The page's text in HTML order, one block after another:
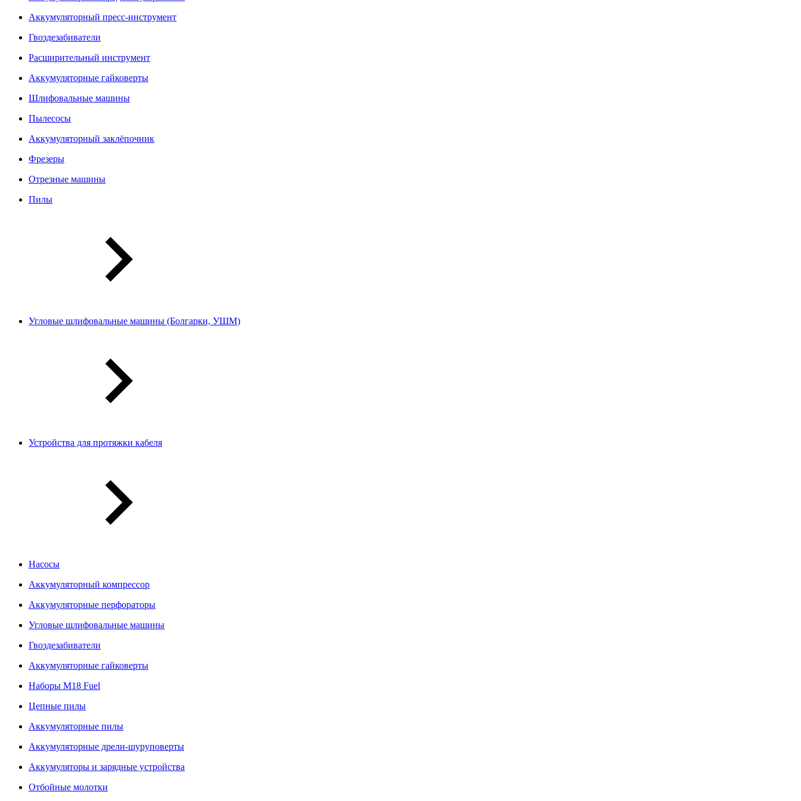
Аккумуляторный пресс-инструмент
Гвоздезабиватели
Расширительный инструмент
Аккумуляторные гайковерты
Шлифовальные машины
Пылесосы
Аккумуляторный заклёпочник
Фрезеры
Отрезные машины
Пилы
Угловые шлифовальные машины (Болгарки, УШМ)
Устройства для протяжки кабеля
Насосы
Аккумуляторный компрессор
Аккумуляторные перфораторы
Угловые шлифовальные машины
Гвоздезабиватели
Аккумуляторные гайковерты
Наборы M18 Fuel
Цепные пилы
Аккумуляторные пилы
Аккумуляторные дрели-шуруповерты
Аккумуляторы и зарядные устройства
Отбойные молотки